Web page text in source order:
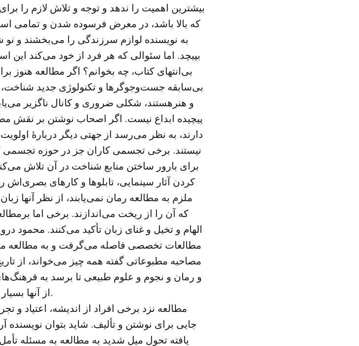
بیشترین اهمیت را ندهد و توجه و تلاش لازم را
که بالا باشد، در معرض فرسوده شدن و تمامی
به نویسنده لوازم سرزندگی را می‌بخشند و نو
بپیچد. اما سئوالی که هر فرد از خود می‌کند این
بی‌انتهای کتاب، چه بخوانم؟ اگر مطالعه هنوز
بی‌سابقه جست‌وجوگرها و تکنولوژی جدید
و هنرهستند، شکلی ضروری و کانال ناگزیر
پیچیده ابداع نیست. اگر اصحاب نوشتن بر نقش
دارند، به نظر می‌رسد از جهتی دیگر دربارهٔ
نیستند. برخی تجسمی کاران جز در حوزه تجسمی
برای بارور ساختن منابع شناخت در آن تلاش
کردن آثار سینمایی، تابلوها و کارهای بصری‌اش
ملزم به مطالعه رمان نمی‌یابند، از نظر آنها
که آن را از ریخت می‌اندازند. برخی اما
الهام و تخیل و غنای زبان تأکید می‌کنند. محمود
مطالعات تخصصی فاصله می‌گرفت و به مطالعه
مصاحبه مطبوعاتی گفته همه چیز می‌خواند، از
و رمان و نجوم و علوم طبیعی تا برسد به
از آنها بسیار لذت می‌برد وقتی آنها را تورق می‌کند.
مطالعه نزد برخی افراد از اندیشه، اعتیاد
جایی برای نوشتن و تألیف. شاید بتوان نویسنده
یافته تحول میل شدید به مطالعه به مسئله